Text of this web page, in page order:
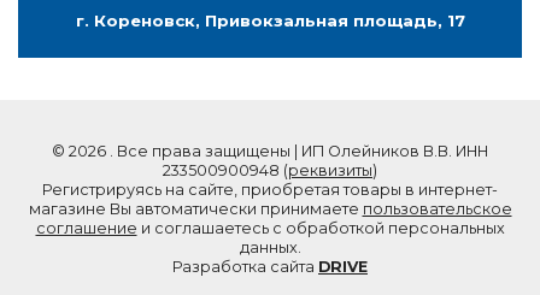
г. Кореновск, Привокзальная площадь, 17
© 2026 . Все права защищены | ИП Олейников В.В. ИНН
233500900948 (реквизиты)
Регистрируясь на сайте, приобретая товары в интернет-
магазине Вы автоматически принимаете пользовательское
соглашение и соглашаетесь с обработкой персональных
данных.
Разработка сайта DRIVE